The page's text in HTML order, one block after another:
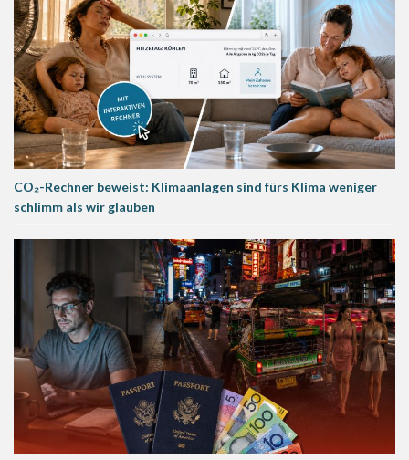
CO₂-Rechner beweist: Klimaanlagen sind fürs Klima weniger
schlimm als wir glauben